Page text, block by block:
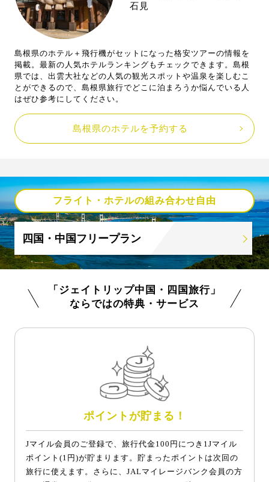
石見
島根県のホテル＋飛行機がセットになった格安ツアーの情報を
掲載。最新の人気ホテルランキングもチェックできます。島根
県では、出雲大社などの人気の観光スポットや温泉を楽しむこ
とができるので、島根県旅行でどこに泊まろうか悩んでいる人
はぜひ参考にしてください。
島根県のホテルを予約する
フライト・ホテルの組み合わせ自由
四国・中国フリープラン
「ジェイトリップ中国・四国旅行」
ならではの特典・サービス
ポイントが貯まる！
Jマイル会員のご登録で、旅行代金100円につき1Jマイル
ポイント(1円)が貯まります。貯まったポイントは次回の
旅行に使えます。さらに、JALマイレージバンク会員の方